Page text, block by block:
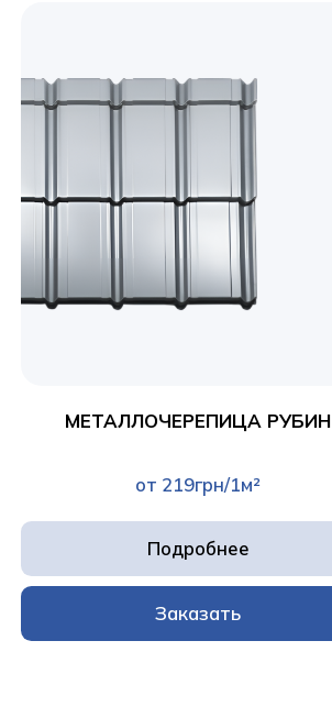
МЕТАЛЛОЧЕРЕПИЦА РУБИН
от 219грн/1м²
Подробнее
Заказать